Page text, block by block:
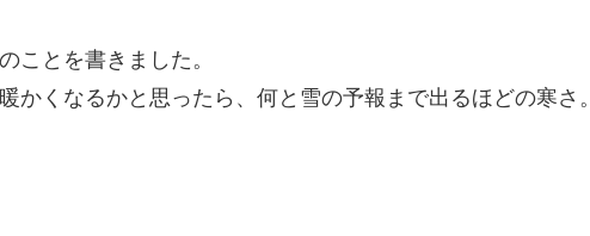
ことを書きました。
かくなるかと思ったら、何と雪の予報まで出るほどの寒さ。